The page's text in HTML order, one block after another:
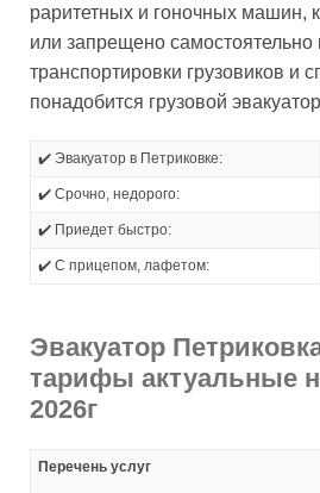
раритетных и гоночных машин,
или запрещено самостоятельно
транспортировки грузовиков и
понадобится грузовой
✔️ Эвакуатор в Петриковке:
✔️ Срочно, недорого:
✔️ Приедет быстро:
✔️ С прицепом, лафетом:
Эвакуатор
тарифы актуальные
2026г
Перечень услуг